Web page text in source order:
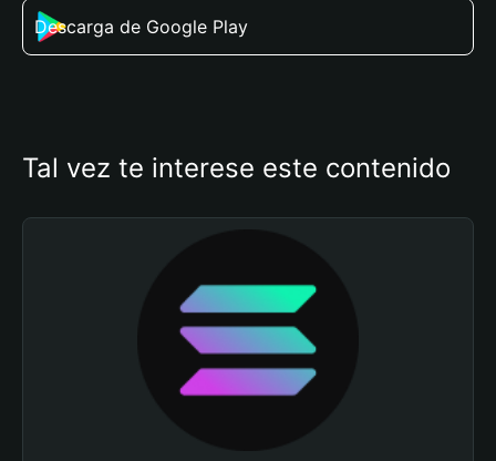
Descarga de Google Play
Tal vez te interese este contenido